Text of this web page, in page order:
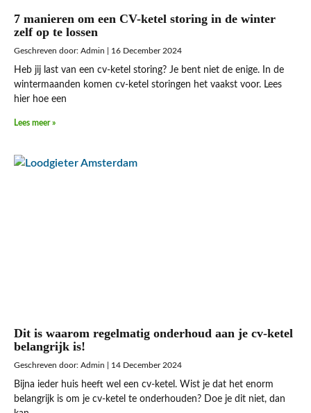
7 manieren om een CV-ketel storing in de winter
zelf op te lossen
Admin 16 December 2024
Heb jij last van een cv-ketel storing? Je bent niet de enige. In de
wintermaanden komen cv-ketel storingen het vaakst voor. Lees
hier hoe een
Lees meer »
Dit is waarom regelmatig onderhoud aan je cv-ketel
belangrijk is!
Admin 14 December 2024
Bijna ieder huis heeft wel een cv-ketel. Wist je dat het enorm
belangrijk is om je cv-ketel te onderhouden? Doe je dit niet, dan